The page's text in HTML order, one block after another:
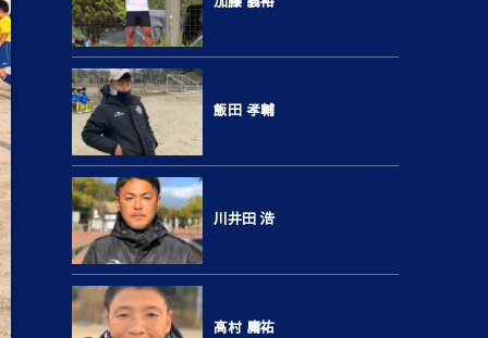
飯田 孝輔
川井田 浩
高村 庸祐